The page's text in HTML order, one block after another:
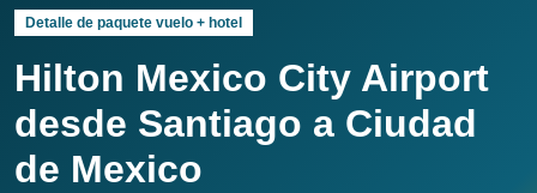
Detalle de paquete vuelo + hotel
Hilton Mexico City Airport
desde Santiago a Ciudad
de Mexico